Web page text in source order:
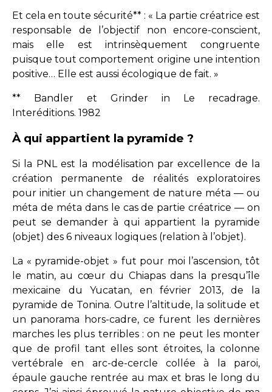
Et cela en toute sécurité** : « La partie créatrice est
responsable de l’objectif non encore-conscient,
mais elle est intrinsèquement congruente
puisque tout comportement origine une intention
positive… Elle est aussi écologique de fait. »
** Bandler et Grinder in Le recadrage.
Interéditions. 1982
À qui appartient la pyramide ?
Si la PNL est la modélisation par excellence de la
création permanente de réalités exploratoires
pour initier un changement de nature méta — ou
méta de méta dans le cas de partie créatrice — on
peut se demander à qui appartient la pyramide
(objet) des 6 niveaux logiques (relation à l’objet).
La « pyramide-objet » fut pour moi l’ascension, tôt
le matin, au cœur du Chiapas dans la presqu’île
mexicaine du Yucatan, en février 2013, de la
pyramide de Tonina. Outre l’altitude, la solitude et
un panorama hors-cadre, ce furent les dernières
marches les plus terribles : on ne peut les monter
que de profil tant elles sont étroites, la colonne
vertébrale en arc-de-cercle collée à la paroi,
épaule gauche rentrée au max et bras le long du